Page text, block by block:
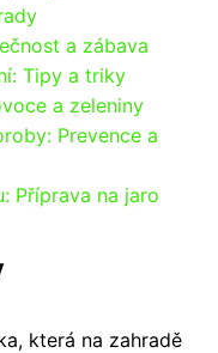
a zábava
Tipy a triky
a zeleniny
Prevence a
Příprava na jaro
která na zahradě